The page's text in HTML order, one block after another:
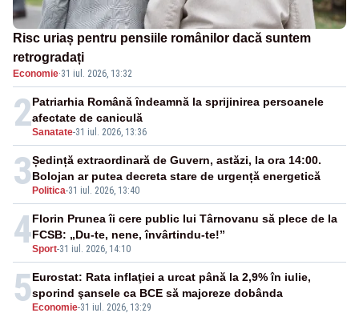
Risc uriaș pentru pensiile românilor dacă suntem
retrogradați
Economie·31 iul. 2026, 13:32
2Sanatate-31 iul. 2026, 13:36
Patriarhia Română îndeamnă la sprijinirea persoanele
afectate de caniculă
3 Politica-31 iul. 2026, 13:40
Ședință extraordinară de Guvern, astăzi, la ora 14:00.
Bolojan ar putea decreta stare de urgență energetică
4Sport-31 iul. 2026, 14:10
Florin Prunea îi cere public lui Târnovanu să plece de la
FCSB: „Du-te, nene, învârtindu-te!”
5 Economie-31 iul. 2026, 13:29
Eurostat: Rata inflaţiei a urcat până la 2,9% în iulie,
sporind şansele ca BCE să majoreze dobânda